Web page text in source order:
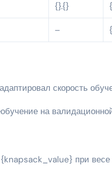
{}.{}
–
скорость
на
при